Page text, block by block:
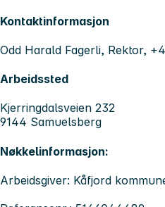
Kontaktinformasjon
Odd Harald Fagerli, Rektor,
Arbeidssted
Kjerringdalsveien 232
9144 Samuelsberg
Nøkkelinformasjon:
Arbeidsgiver: Kåfjord